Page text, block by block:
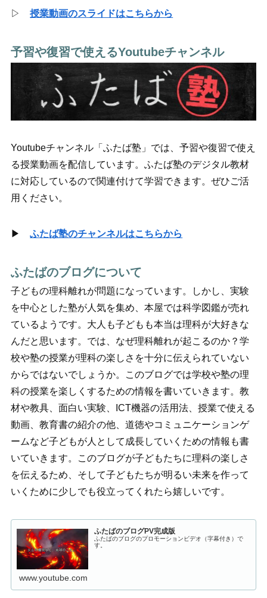
▷授業動画のスライドはこちらから
予習や復習で使えるYoutubeチャンネル
Youtubeチャンネル「ふたば塾」では、予習や復習で使え
る授業動画を配信しています。ふたば塾のデジタル教材
に対応しているので関連付けて学習できます。ぜひご活
用ください。
▶ふたば塾のチャンネルはこちらから
ふたばのブログについて
子どもの理科離れが問題になっています。しかし、実験
を中心とした塾が人気を集め、本屋では科学図鑑が売れ
ているようです。大人も子どもも本当は理科が大好きな
んだと思います。では、なぜ理科離れが起こるのか？学
校や塾の授業が理科の楽しさを十分に伝えられていない
からではないでしょうか。このブログでは学校や塾の理
科の授業を楽しくするための情報を書いていきます。教
材や教具、面白い実験、ICT機器の活用法、授業で使える
動画、教育書の紹介の他、道徳やコミュニケーションゲ
ームなど子どもが人として成長していくための情報も書
いていきます。このブログが子どもたちに理科の楽しさ
を伝えるため、そして子どもたちが明るい未来を作って
いくために少しでも役立ってくれたら嬉しいです。
ふたばのブログPV完成版
ふたばのブログのプロモーションビデオ（字幕付き）で
す。
www.youtube.com